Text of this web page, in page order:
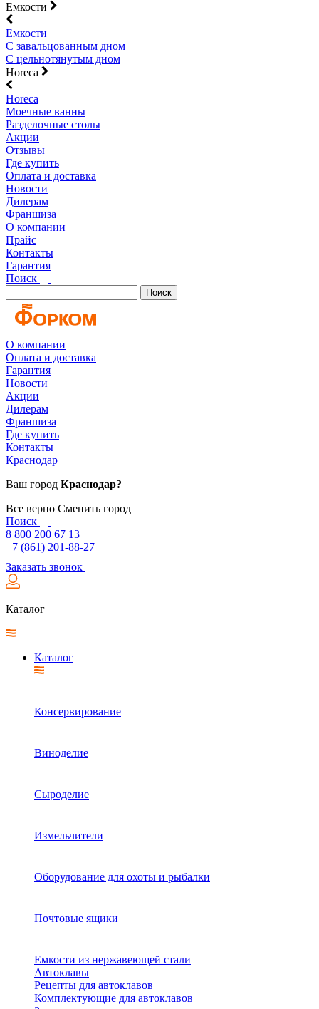
Емкости
Емкости
С завальцованным дном
С цельнотянутым дном
Horeca
Horeca
Моечные ванны
Разделочные столы
Акции
Отзывы
Где купить
Оплата и доставка
Новости
Дилерам
Франшиза
О компании
Прайс
Контакты
Гарантия
Поиск
Поиск
О компании
Оплата и доставка
Гарантия
Новости
Акции
Дилерам
Франшиза
Где купить
Контакты
Краснодар
Ваш город Краснодар?
Все верно Сменить город
Поиск
8 800 200 67 13
+7 (861) 201-88-27
Заказать звонок
Каталог
Каталог
Консервирование
Виноделие
Сыроделие
Измельчители
Оборудование для охоты и рыбалки
Почтовые ящики
Емкости из нержавеющей стали
Автоклавы
Рецепты для автоклавов
Комплектующие для автоклавов